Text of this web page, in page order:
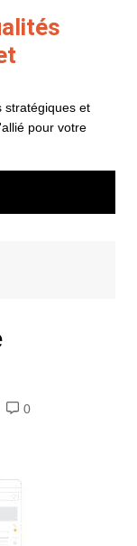
stratégiques et
pour votre
0